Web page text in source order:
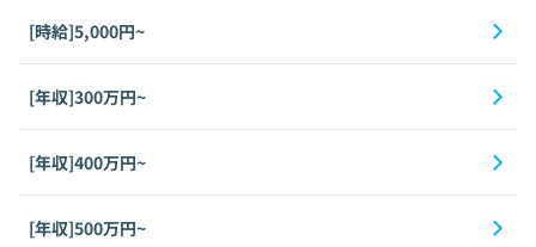
[時給]5,000円~
[年収]300万円~
[年収]400万円~
[年収]500万円~